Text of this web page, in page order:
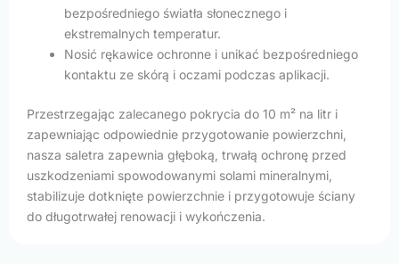
bezpośredniego światła słonecznego i
ekstremalnych temperatur.
Nosić rękawice ochronne i unikać bezpośredniego
kontaktu ze skórą i oczami podczas aplikacji.
Przestrzegając zalecanego pokrycia do 10 m² na litr i
zapewniając odpowiednie przygotowanie powierzchni,
nasza saletra zapewnia głęboką, trwałą ochronę przed
uszkodzeniami spowodowanymi solami mineralnymi,
stabilizuje dotknięte powierzchnie i przygotowuje ściany
do długotrwałej renowacji i wykończenia.